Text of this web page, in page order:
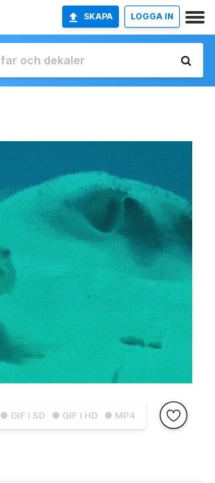
SKAPA LOGGA IN
● GIF i SD ● GIF i HD ● MP4